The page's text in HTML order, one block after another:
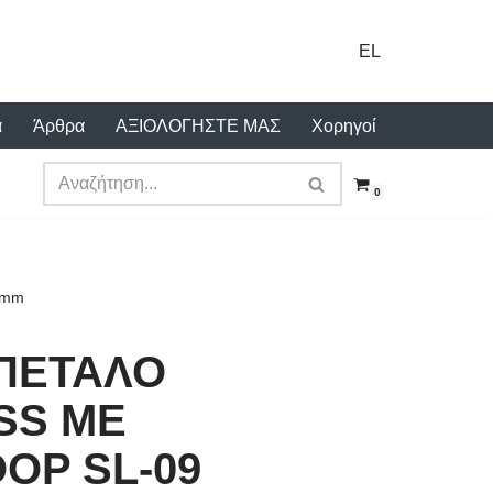
EL
Άρθρα ΑΞΙΟΛΟΓΗΣΤΕ ΜΑΣ Χορηγοί
0
ΜΕ
SL-09